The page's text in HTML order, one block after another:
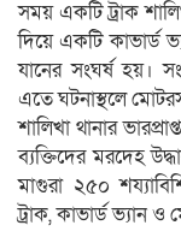
সময় একটি ট্রাক
দিয়ে একটি
যানের সংঘর্ষ হয়।
এতে ঘটনাস্থলে
শালিখা থানার
ব্যক্তিদের মরদেহ
মাগুরা ২৫০
ট্রাক, কাভার্ড ভ্যান